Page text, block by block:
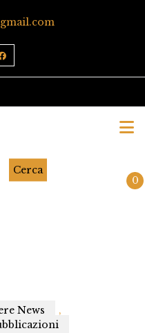
Cerca
0
News
,